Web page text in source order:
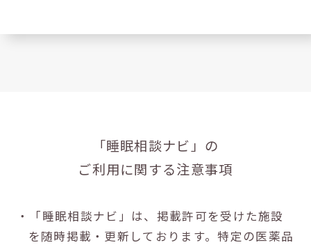
「睡眠相談ナビ」の
ご利用に関する注意事項
・「睡眠相談ナビ」は、掲載許可を受けた施設
を随時掲載・更新しております。特定の医薬品